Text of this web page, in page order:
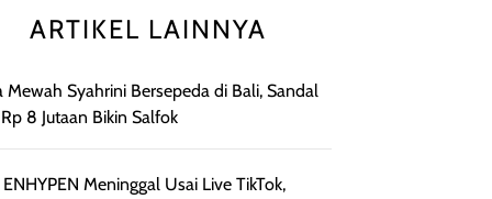
ARTIKEL LAINNYA
Mewah Syahrini Bersepeda di Bali, Sandal
Rp 8 Jutaan Bikin Salfok
ENHYPEN Meninggal Usai Live TikTok,